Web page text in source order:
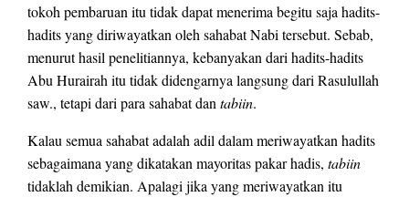
tokoh pembaruan itu tidak dapat menerima begitu saja hadits-
hadits yang diriwayatkan oleh sahabat Nabi tersebut. Sebab,
menurut hasil penelitiannya, kebanyakan dari hadits-hadits
Abu Hurairah itu tidak didengarnya langsung dari Rasulullah
saw., tetapi dari para sahabat dan tabiin.
Kalau semua sahabat adalah adil dalam meriwayatkan hadits
sebagaimana yang dikatakan mayoritas pakar hadis, tabiin
tidaklah demikian. Apalagi jika yang meriwayatkan itu